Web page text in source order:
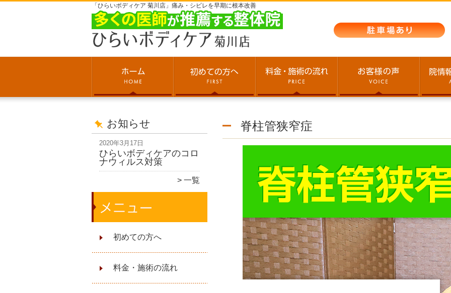
「ひらいボディケア 菊川店」痛み・シビレを早期に根本改善
お知らせ
2020年3月17日
ひらいボディケアのコロ
ナウィルス対策
一覧
初めての方へ
料金・施術の流れ
脊柱管狭窄症